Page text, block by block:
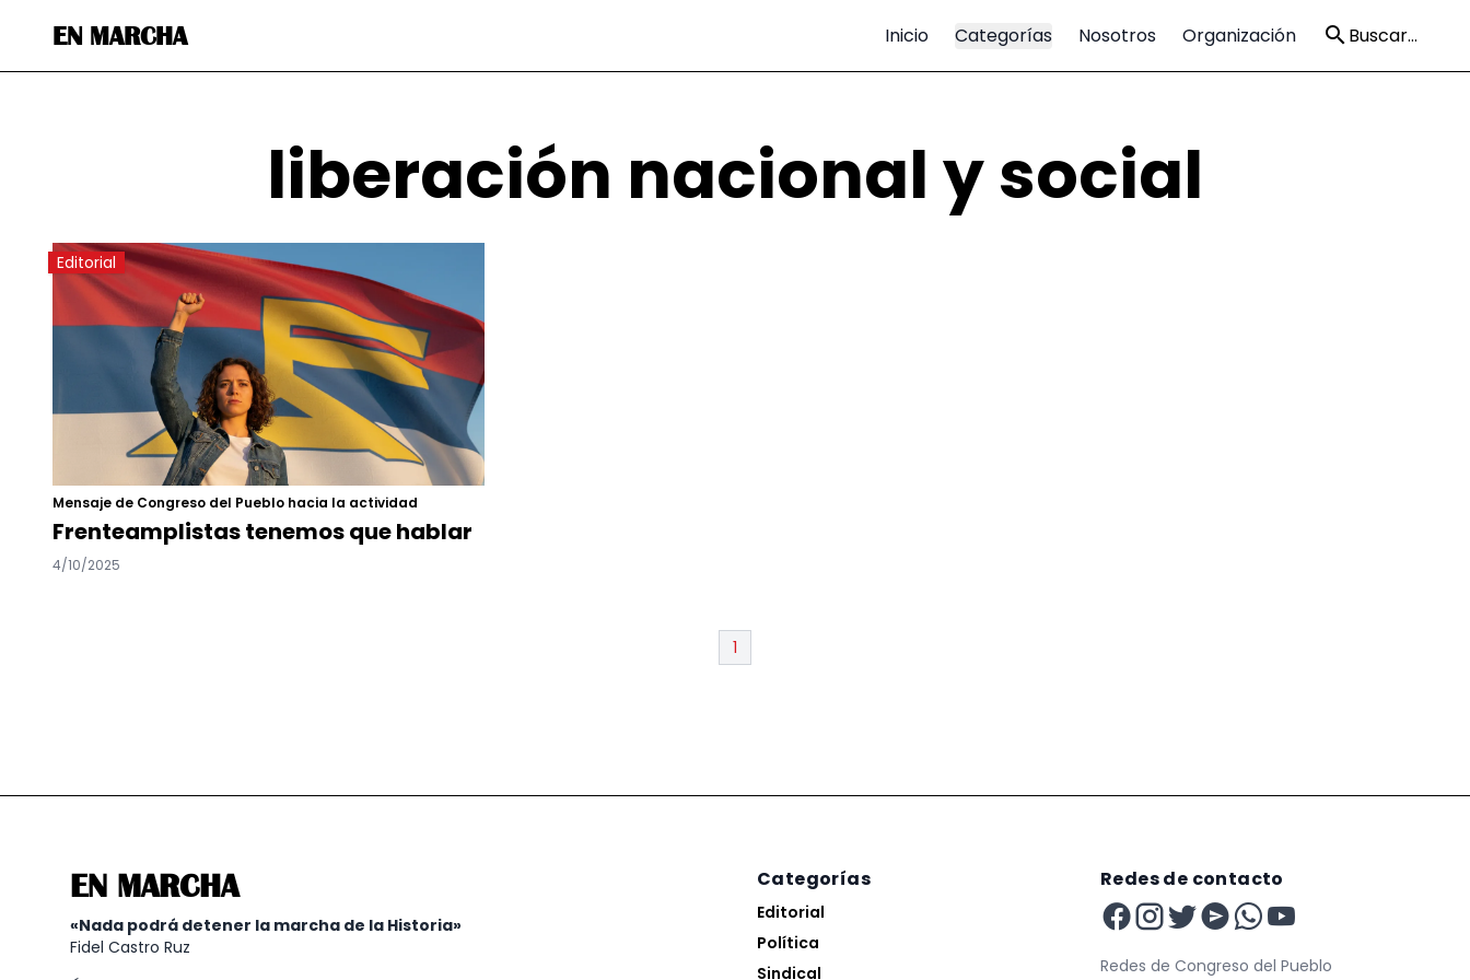
EN MARCHA Inicio Categorías Nosotros Organización Buscar...
liberación nacional y social
Editorial
Mensaje de Congreso del Pueblo hacia la actividad
Frenteamplistas tenemos que hablar
4/10/2025
1
EN MARCHA
«Nada podrá detener la marcha de la Historia»
Fidel Castro Ruz
Categorías
Editorial
Política
Sindical
Redes de contacto
Redes de Congreso del Pueblo